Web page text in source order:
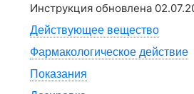
Инструкция обновлена
Действующее вещество
Фармакологическое действие
Показания